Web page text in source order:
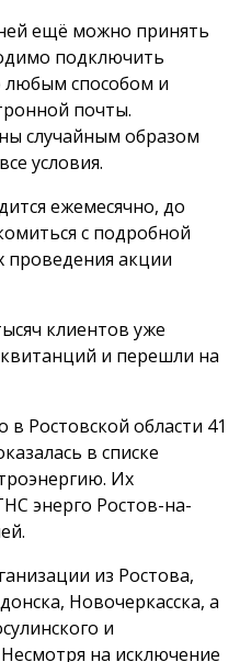
ещё можно принять
подключить
способом и
почты.
случайным образом
условия.
ежемесячно, до
с подробной
акции
клиентов уже
и перешли на
Ростовской области 41
в списке
Их
энерго Ростов-на-
из Ростова,
Новочеркасска, а
и
на исключение